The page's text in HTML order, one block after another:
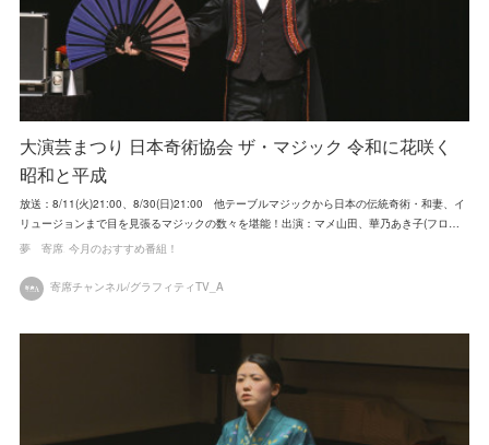
大演芸まつり 日本奇術協会 ザ・マジック 令和に花咲く
昭和と平成
放送：8/11(火)21:00、8/30(日)21:00 他テーブルマジックから日本の伝統奇術・和妻、イ
リュージョンまで目を見張るマジックの数々を堪能！出演：マメ山田、華乃あき子(フロ…
夢 寄席 今月のおすすめ番組！
寄席チャンネル/グラフィティTV_A